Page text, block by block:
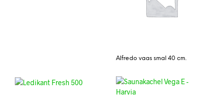
Alfredo vaas smal 40 cm.